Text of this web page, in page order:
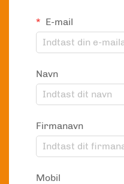
E-mail
Navn
Firmanavn
Mobil